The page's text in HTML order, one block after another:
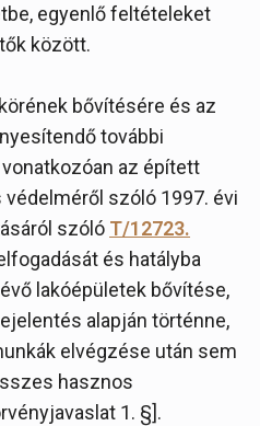
egyenlő feltételeket
között.
bővítésére és az
további
az épített
szóló 1997. évi
szóló T/12723.
és hatályba
lakóépületek bővítése,
alapján történne,
elvégzése után sem
hasznos
1. §].